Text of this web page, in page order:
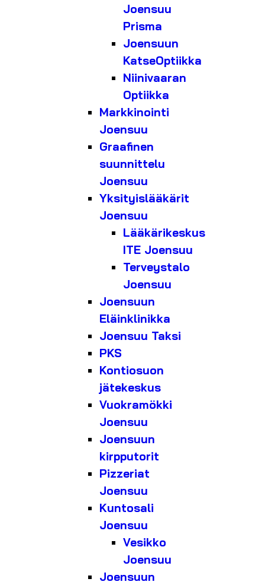
Joensuu
Prisma
Joensuun
KatseOptiikka
Niinivaaran
Optiikka
Markkinointi
Joensuu
Graafinen
suunnittelu
Joensuu
Yksityislääkärit
Joensuu
Lääkärikeskus
ITE Joensuu
Terveystalo
Joensuu
Joensuun
Eläinklinikka
Joensuu Taksi
PKS
Kontiosuon
jätekeskus
Vuokramökki
Joensuu
Joensuun
kirpputorit
Pizzeriat
Joensuu
Kuntosali
Joensuu
Vesikko
Joensuu
Joensuun